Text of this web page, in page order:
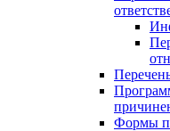
Формы